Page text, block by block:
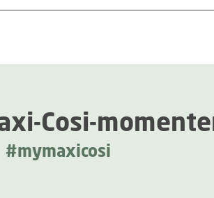
Cosi-
#mymaxicosi